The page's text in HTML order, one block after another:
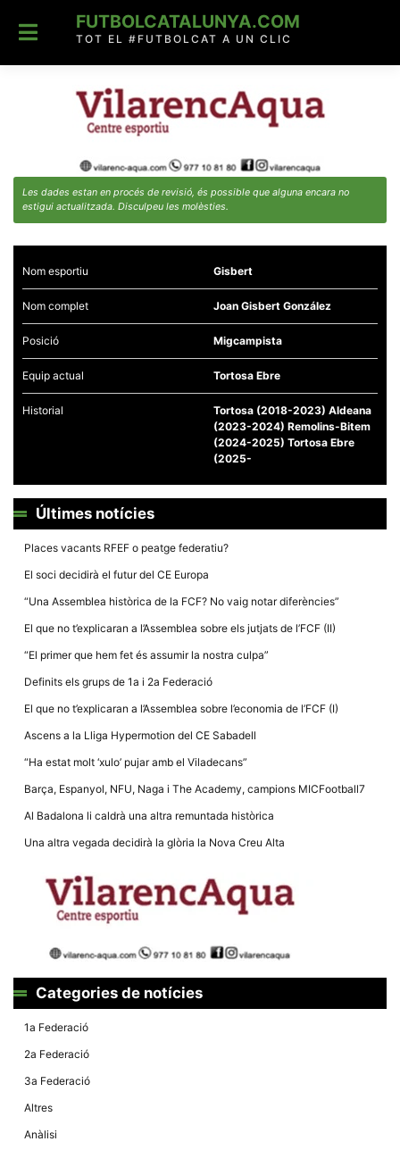
content
FUTBOLCATALUNYA.COM
TOT EL #FUTBOLCAT A UN CLIC
Les dades estan en procés de revisió, és possible que alguna encara no
estigui actualitzada. Disculpeu les molèsties.
Nom esportiu Gisbert
Nom complet Joan Gisbert González
Posició Migcampista
Equip actual Tortosa Ebre
Historial
Tortosa (2018-2023) Aldeana
(2023-2024) Remolins-Bitem
(2024-2025) Tortosa Ebre
(2025-
Últimes notícies
Places vacants RFEF o peatge federatiu?
El soci decidirà el futur del CE Europa
“Una Assemblea històrica de la FCF? No vaig notar diferències”
El que no t’explicaran a l’Assemblea sobre els jutjats de l’FCF (II)
“El primer que hem fet és assumir la nostra culpa”
Definits els grups de 1a i 2a Federació
El que no t’explicaran a l’Assemblea sobre l’economia de l’FCF (I)
Ascens a la Lliga Hypermotion del CE Sabadell
“Ha estat molt ‘xulo’ pujar amb el Viladecans”
Barça, Espanyol, NFU, Naga i The Academy, campions MICFootball7
Al Badalona li caldrà una altra remuntada històrica
Una altra vegada decidirà la glòria la Nova Creu Alta
Categories de notícies
1a Federació
2a Federació
3a Federació
Altres
Anàlisi
per al
tècnic de la
Recopilem
estadístiques
anònima d'ús
per a millorar
i la seva
Experiència
d'usuari
Alguns
nostre lloc web
permeten que el